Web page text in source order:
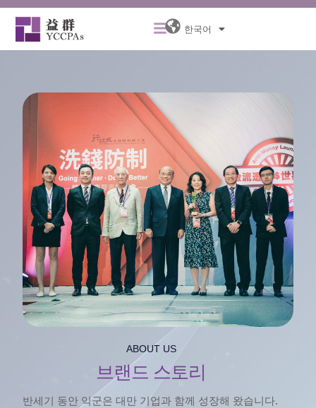
콘
Menu한국어
ABOUT US
브랜드 스토리
반세기 동안 익군은 대만 기업과 함께 성장해 왔습니다.